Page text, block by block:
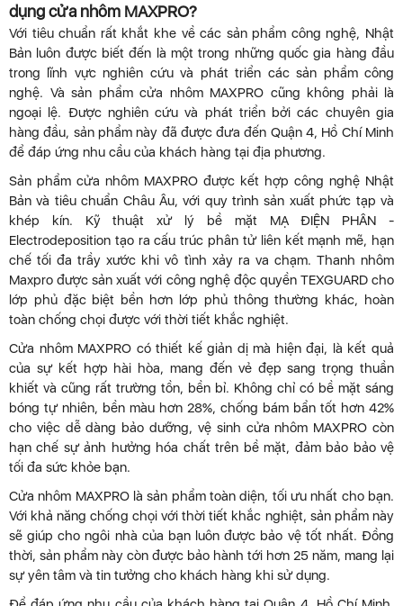
dụng cửa nhôm MAXPRO?
Với tiêu chuẩn rất khắt khe về các sản phẩm công nghệ, Nhật
Bản luôn được biết đến là một trong những quốc gia hàng đầu
trong lĩnh vực nghiên cứu và phát triển các sản phẩm công
nghệ. Và sản phẩm cửa nhôm MAXPRO cũng không phải là
ngoại lệ. Được nghiên cứu và phát triển bởi các chuyên gia
hàng đầu, sản phẩm này đã được đưa đến Quận 4, Hồ Chí Minh
để đáp ứng nhu cầu của khách hàng tại địa phương.
Sản phẩm cửa nhôm MAXPRO được kết hợp công nghệ Nhật
Bản và tiêu chuẩn Châu Âu, với quy trình sản xuất phức tạp và
khép kín. Kỹ thuật xử lý bề mặt MẠ ĐIỆN PHÂN -
Electrodeposition tạo ra cấu trúc phân tử liên kết mạnh mẽ, hạn
chế tối đa trầy xước khi vô tình xảy ra va chạm. Thanh nhôm
Maxpro được sản xuất với công nghệ độc quyền TEXGUARD cho
lớp phủ đặc biệt bền hơn lớp phủ thông thường khác, hoàn
toàn chống chọi được với thời tiết khắc nghiệt.
Cửa nhôm MAXPRO có thiết kế giản dị mà hiện đại, là kết quả
của sự kết hợp hài hòa, mang đến vẻ đẹp sang trọng thuần
khiết và cũng rất trường tồn, bền bỉ. Không chỉ có bề mặt sáng
bóng tự nhiên, bền màu hơn 28%, chống bám bẩn tốt hơn 42%
cho việc dễ dàng bảo dưỡng, vệ sinh cửa nhôm MAXPRO còn
hạn chế sự ảnh hưởng hóa chất trên bề mặt, đảm bảo bảo vệ
tối đa sức khỏe bạn.
Cửa nhôm MAXPRO là sản phẩm toàn diện, tối ưu nhất cho bạn.
Với khả năng chống chọi với thời tiết khắc nghiệt, sản phẩm này
sẽ giúp cho ngôi nhà của bạn luôn được bảo vệ tốt nhất. Đồng
thời, sản phẩm này còn được bảo hành tới hơn 25 năm, mang lại
sự yên tâm và tin tưởng cho khách hàng khi sử dụng.